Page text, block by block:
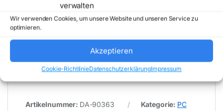
verwalten
Wir verwenden Cookies, um unsere Website und unseren Service zu
optimieren.
Akzeptieren
Cookie-RichtlinieDatenschutzerklärungImpressum
* Für Fehler im Datenblatt übernimmt (buy-net.de)
Comstex GmbH & Co. KG keine Haftung (
Artikelnummer: DA-90363 Kategorie: PC